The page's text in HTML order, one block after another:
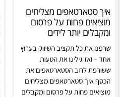
איך סטארטאפים מצליחים
מוציאים פחות על פרסום
ומקבלים יותר לידים
שרפנו את כל תקציב השיווק בערוץ
אחד – ואז גילינו את הטעות
ששורפת לרוב הסטארטאפים את
הכסף איך סטארטאפים מצליחים
מוציאים פחות על פרסום ומקבלים